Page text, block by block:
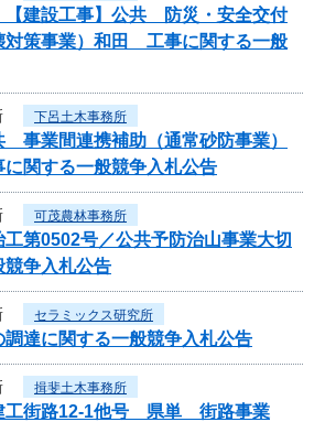
【建設工事】公共 防災・安全交付
対策事業）和田 工事に関する一般
下呂土木事務所
事業間連携補助（通常砂防事業）
関する一般競争入札公告
可茂農林事務所
工第0502号／公共予防治山事業大切
競争入札公告
セラミックス研究所
調達に関する一般競争入札公告
揖斐土木事務所
工街路12-1他号 県単 街路事業